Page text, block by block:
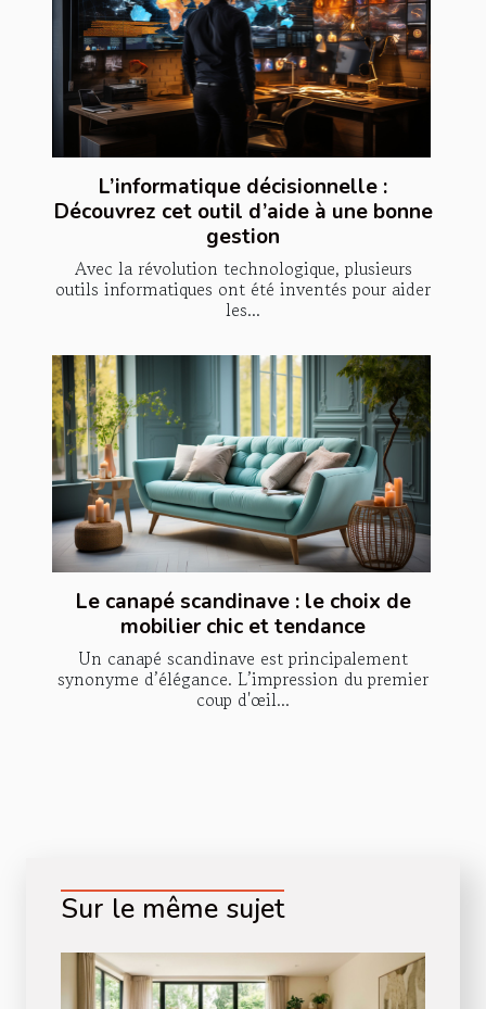
L’informatique décisionnelle :
Découvrez cet outil d’aide à une bonne
gestion
Avec la révolution technologique, plusieurs
outils informatiques ont été inventés pour aider
les...
Le canapé scandinave : le choix de
mobilier chic et tendance
Un canapé scandinave est principalement
synonyme d’élégance. L’impression du premier
coup d'œil...
Sur le même sujet